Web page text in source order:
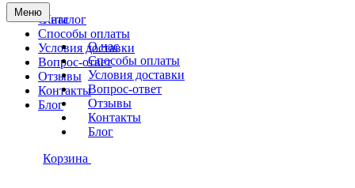
Меню
О нас
Способы оплаты
Условия доставки
Вопрос-ответ
Отзывы
Контакты
Блог
Каталог
О нас
Способы оплаты
Условия доставки
Вопрос-ответ
Отзывы
Контакты
Блог
Корзина